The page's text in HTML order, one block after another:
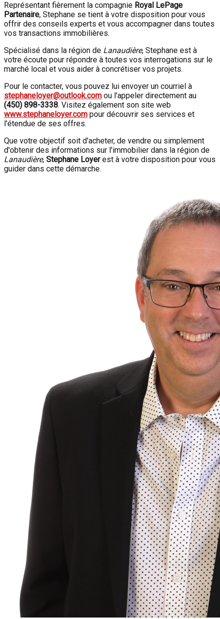
Représentant fièrement la compagnie Royal LePage
Partenaire, Stephane se tient à votre disposition pour vous
offrir des conseils experts et vous accompagner dans toutes
vos transactions immobilières.
Spécialisé dans la région de Lanaudière, Stephane est à
votre écoute pour répondre à toutes vos interrogations sur le
marché local et vous aider à concrétiser vos projets.
Pour le contacter, vous pouvez lui envoyer un courriel à
stephaneloyer@outlook.com ou l'appeler directement au
(450) 898-3338. Visitez également son site web
www.stephaneloyer.com pour découvrir ses services et
l'étendue de ses offres.
Que votre objectif soit d'acheter, de vendre ou simplement
d'obtenir des informations sur l'immobilier dans la région de
Lanaudière, Stephane Loyerest à votre disposition pour vous
guider dans cette démarche.